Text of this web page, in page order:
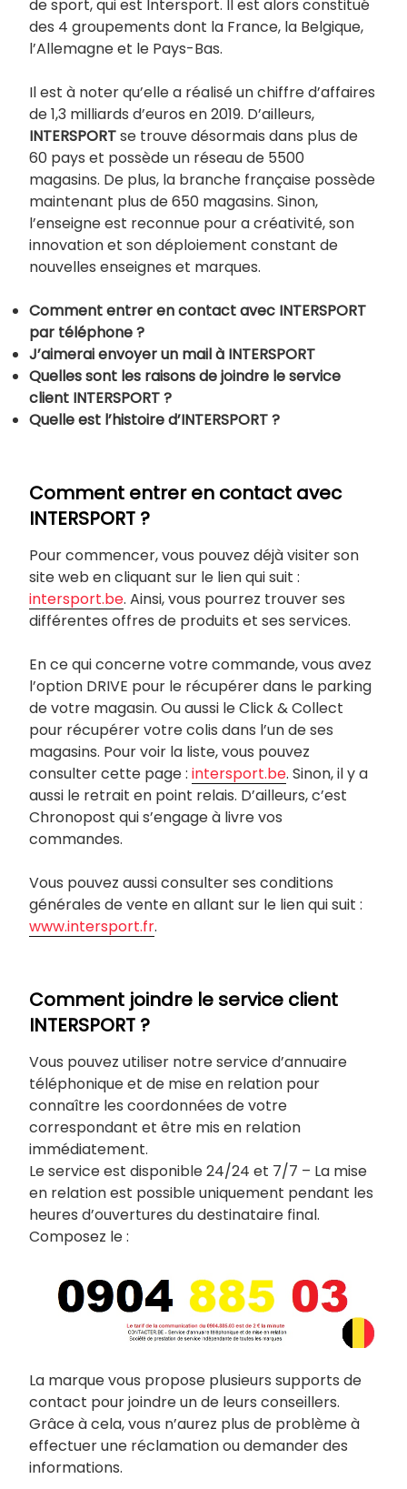
de sport, qui est Intersport. Il est alors constitué
des 4 groupements dont la France, la Belgique,
l’Allemagne et le Pays-Bas.
Il est à noter qu’elle a réalisé un chiffre d’affaires
de 1,3 milliards d’euros en 2019. D’ailleurs,
INTERSPORTse trouve désormais dans plus de
60 pays et possède un réseau de 5500
magasins. De plus, la branche française possède
maintenant plus de 650 magasins. Sinon,
l’enseigne est reconnue pour a créativité, son
innovation et son déploiement constant de
nouvelles enseignes et marques.
Comment entrer en contact avec INTERSPORT
par téléphone ?
J’aimerai envoyer un mail à INTERSPORT
Quelles sont les raisons de joindre le service
client INTERSPORT ?
Quelle est l’histoire d’INTERSPORT ?
Comment entrer en contact avec
INTERSPORT ?
Pour commencer, vous pouvez déjà visiter son
site web en cliquant sur le lien qui suit :
intersport.be. Ainsi, vous pourrez trouver ses
différentes offres de produits et ses services.
En ce qui concerne votre commande, vous avez
l’option DRIVE pour le récupérer dans le parking
de votre magasin. Ou aussi le Click & Collect
pour récupérer votre colis dans l’un de ses
magasins. Pour voir la liste, vous pouvez
consulter cette page : intersport.be. Sinon, il y a
aussi le retrait en point relais. D’ailleurs, c’est
Chronopost qui s’engage à livre vos
commandes.
Vous pouvez aussi consulter ses conditions
générales de vente en allant sur le lien qui suit :
www.intersport.fr.
Comment joindre le service client
INTERSPORT ?
Vous pouvez utiliser notre service d’annuaire
téléphonique et de mise en relation pour
connaître les coordonnées de votre
correspondant et être mis en relation
immédiatement.
Le service est disponible 24/24 et 7/7 – La mise
en relation est possible uniquement pendant les
heures d’ouvertures du destinataire final.
Composez le :
La marque vous propose plusieurs supports de
contact pour joindre un de leurs conseillers.
Grâce à cela, vous n’aurez plus de problème à
effectuer une réclamation ou demander des
informations.